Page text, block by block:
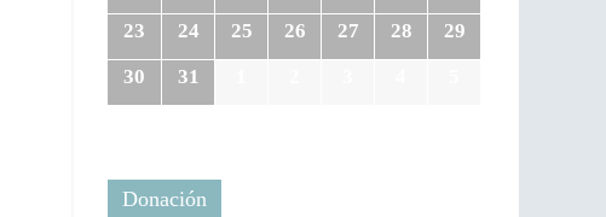
23
24 25 26 27 28
29
30
31
Donación